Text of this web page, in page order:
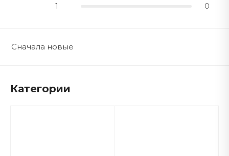
1
0
Сначала новые
Категории